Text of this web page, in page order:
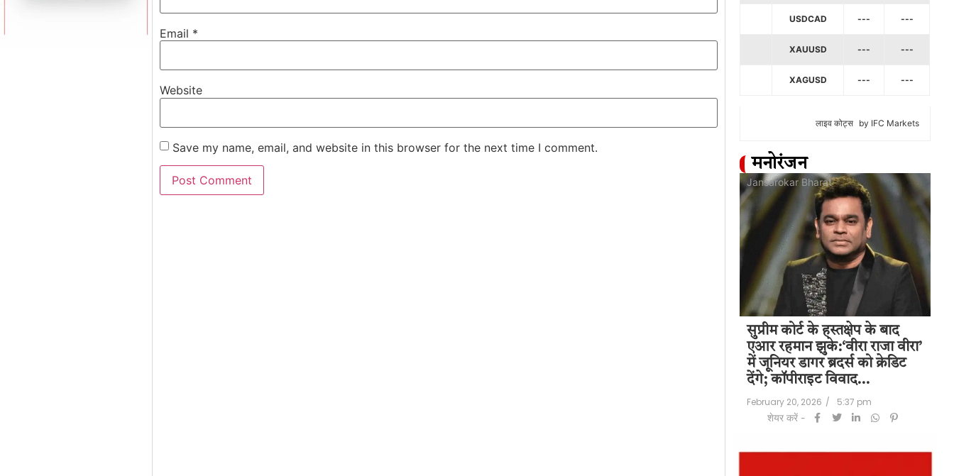
Email *
Website
Save my name, email, and website in this browser for the next time I comment.
USDCAD --- ---
XAUUSD --- ---
XAGUSD --- ---
लाइव कोट्स by IFC Markets
मनोरंजन
Jansarokar Bharat
सुप्रीम कोर्ट के हस्तक्षेप के बाद
एआर रहमान झुके:‘वीरा राजा वीरा’
में जूनियर डागर ब्रदर्स को क्रेडिट
देंगे; कॉपीराइट विवाद…
February 20, 2026 /
5:37 pm
शेयर करें -